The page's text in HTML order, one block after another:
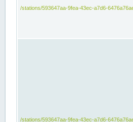
/stations/593647aa-9fea-43ec-a7d6-
/stations/593647aa-9fea-43ec-a7d6-